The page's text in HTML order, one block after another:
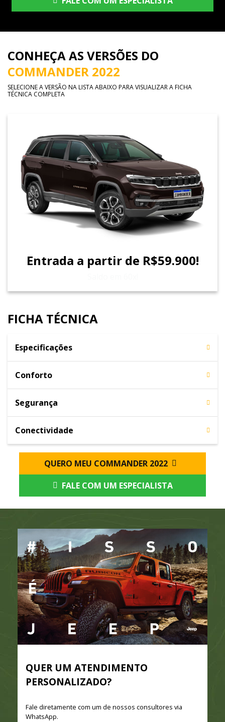
CONHEÇA AS VERSÕES DO
COMMANDER 2022
SELECIONE A VERSÃO NA LISTA ABAIXO PARA VISUALIZAR A FICHA
TÉCNICA COMPLETA
Entrada a partir de R$59.900!
FICHA TÉCNICA
Especificações
Conforto
Segurança
Conectividade
QUERO MEU COMMANDER 2022
FALE COM UM ESPECIALISTA
QUER UM ATENDIMENTO
PERSONALIZADO?
Fale diretamente com um de nossos consultores via
WhatsApp.